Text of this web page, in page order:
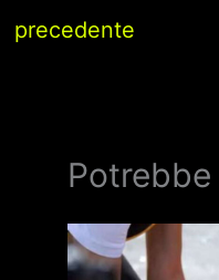
precedente